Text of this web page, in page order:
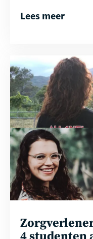
Lees meer
Lees
meer